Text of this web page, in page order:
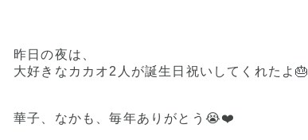
昨日の夜は、
大好きなカカオ2人が誕生日祝いしてくれたよ🎂
華子、なかも、毎年ありがとう😭❤️